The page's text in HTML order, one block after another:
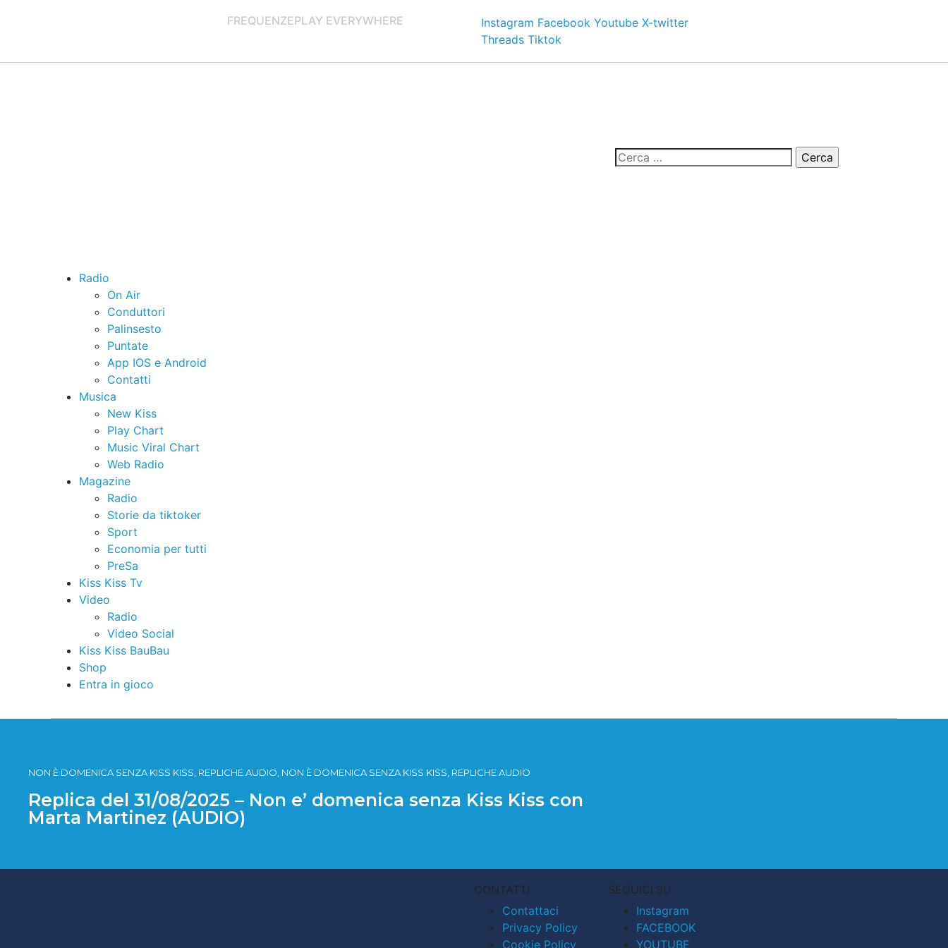
FREQUENZEPLAY EVERYWHERE Instagram Facebook Youtube X-twitter
Threads Tiktok
Radio
On Air
Conduttori
Palinsesto
Puntate
App IOS e Android
Contatti
Musica
New Kiss
Play Chart
Music Viral Chart
Web Radio
Magazine
Radio
Storie da tiktoker
Sport
Economia per tutti
PreSa
Kiss Kiss Tv
Video
Radio
Video Social
Kiss Kiss BauBau
Shop
Entra in gioco
NON È DOMENICA SENZA KISS KISS, REPLICHE AUDIO, NON È DOMENICA SENZA KISS KISS, REPLICHE AUDIO
Replica del 31/08/2025 – Non e’ domenica senza Kiss Kiss con
Marta Martinez (AUDIO)
CONTATTI
Contattaci
Privacy Policy
Cookie Policy
SEGUICI SU
Instagram
FACEBOOK
YOUTUBE